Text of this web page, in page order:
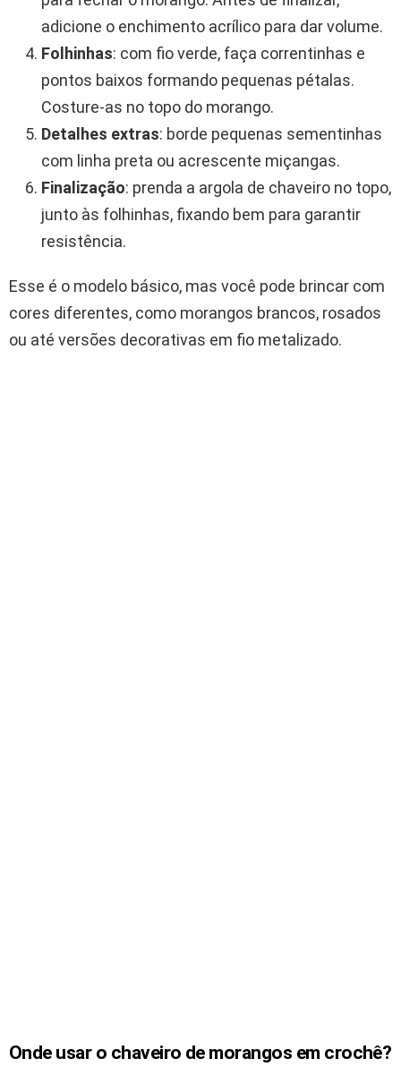
adicione o enchimento acrílico para dar volume.
Folhinhas: com fio verde, faça correntinhas e
pontos baixos formando pequenas pétalas.
Costure-as no topo do morango.
Detalhes extras: borde pequenas sementinhas
com linha preta ou acrescente miçangas.
Finalização: prenda a argola de chaveiro no topo,
junto às folhinhas, fixando bem para garantir
resistência.
Esse é o modelo básico, mas você pode brincar com
cores diferentes, como morangos brancos, rosados
ou até versões decorativas em fio metalizado.
Onde usar o chaveiro de morangos em crochê?